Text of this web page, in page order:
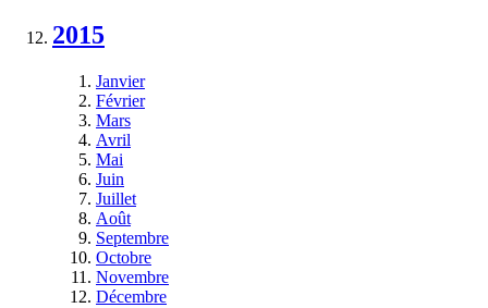
2015
Janvier
Février
Mars
Avril
Mai
Juin
Juillet
Août
Septembre
Octobre
Novembre
Décembre